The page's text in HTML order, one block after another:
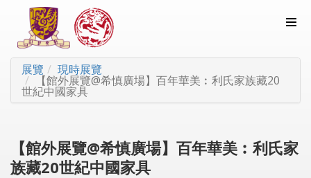
展覽 現時展覽
【館外展覽@希慎廣場】百年華美︰利氏家族藏20
世紀中國家具
【館外展覽@希慎廣場】百年華美︰利氏家
族藏20世紀中國家具